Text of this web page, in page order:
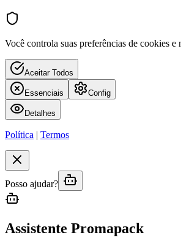
Você controla suas preferências de cookies e
Aceitar Todos
Essenciais Config
Detalhes
Política | Termos
Posso ajudar?
Assistente Promapack